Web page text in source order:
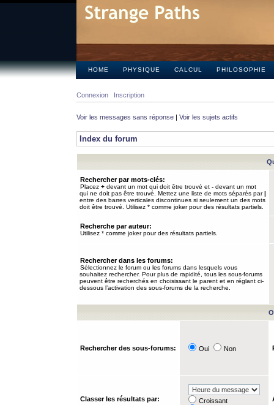
HOME PHYSIQUE CALCUL PHILOSOPHIE
Connexion Inscription
Voir les messages sans réponse | Voir les sujets actifs
Index du forum
Rechercher par mots-clés:
Placez + devant un mot qui doit être trouvé et - devant un mot
qui ne doit pas être trouvé. Mettez une liste de mots séparés par|
entre des barres verticales discontinues si seulement un des mots
doit être trouvé. Utilisez * comme joker pour des résultats partiels.
Recherche par auteur:
Utilisez * comme joker pour des résultats partiels.
Rechercher dans les forums:
Sélectionnez le forum ou les forums dans lesquels vous
souhaitez rechercher. Pour plus de rapidité, tous les sous-forums
peuvent être recherchés en choisissant le parent et en réglant ci-
dessous l’activation des sous-forums de la recherche.
Rechercher des sous-forums: Oui Non
Classer les résultats par:
Croissant